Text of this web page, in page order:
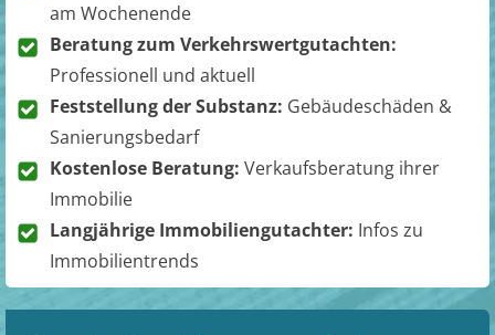
am Wochenende
Beratung zum Verkehrswertgutachten:
Professionell und aktuell
Feststellung der Substanz: Gebäudeschäden &
Sanierungsbedarf
Kostenlose Beratung: Verkaufsberatung ihrer
Immobilie
Langjährige Immobiliengutachter: Infos zu
Immobilientrends